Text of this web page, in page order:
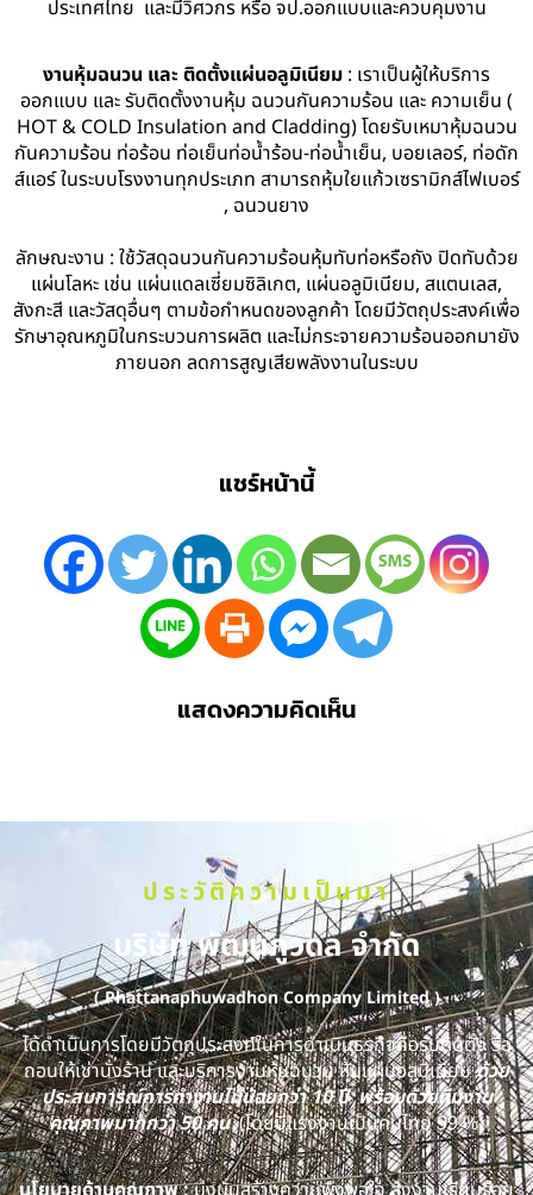
ประเทศไทย และมีวิศวกร หรือ จป.ออกแบบและควบคุมงาน
งานหุ้มฉนวน และ ติดตั้งแผ่นอลูมิเนียม : เราเป็นผู้ให้บริการ
ออกแบบ และ รับติดตั้งงานหุ้ม ฉนวนกันความร้อน และ ความเย็น (
HOT & COLD Insulation and Cladding) โดยรับเหมาหุ้มฉนวน
กันความร้อน ท่อร้อน ท่อเย็นท่อน้ำร้อน-ท่อน้ำเย็น, บอยเลอร์, ท่อดัก
ส์แอร์ ในระบบโรงงานทุกประเภท สามารถหุ้มใยแก้วเซรามิกส์ไฟเบอร์
, ฉนวนยาง
ลักษณะงาน : ใช้วัสดุฉนวนกันความร้อนหุ้มทับท่อหรือถัง ปิดทับด้วย
แผ่นโลหะ เช่น แผ่นแดลเซี่ยมซิลิเกต, แผ่นอลูมิเนียม, สแตนเลส,
สังกะสี และวัสดุอื่นๆ ตามข้อกำหนดของลูกค้า โดยมีวัตถุประสงค์เพื่อ
รักษาอุณหภูมิในกระบวนการผลิต และไม่กระจายความร้อนออกมายัง
ภายนอก ลดการสูญเสียพลังงานในระบบ
แชร์หน้านี้
แสดงความคิดเห็น
ประวัติความเป็นมา
บริษัท พัฒนภูวดล จำกัด
( Phattanaphuwadhon Company Limited )
ได้ดำเนินการโดยมีวัตถุประสงค์ในการดำเนินธุรกิจคือรับติดตั้ง รื้อ
ถอนให้เช่านั่งร้าน และบริการงานหุ้มฉนวน หุ้มแผ่นอลูมิเนียมด้วย
ประสบการณ์การทำงานไม่น้อยกว่า 10 ปี พร้อมด้วยทีมงาน
คุณภาพมากกว่า 50 คน(โดยมีแรงงานเป็นคนไทย 99 %)